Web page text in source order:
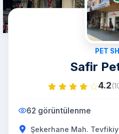
PET
Safir
4.2
62 görüntülenme
Şekerhane Mah.